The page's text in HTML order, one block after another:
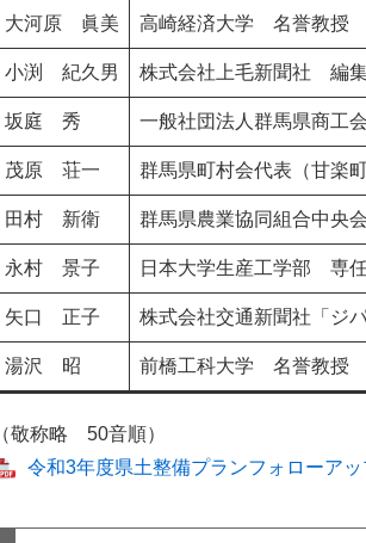
大河原 眞美 高崎経済大学 名誉教授
小渕 紀久男 株式会社上毛新聞社 編
坂庭 秀 一般社団法人群馬県商工
茂原 荘一 群馬県町村会代表（甘楽町
田村 新衛 群馬県農業協同組合中央
永村 景子 日本大学生産工学部 専
矢口 正子 株式会社交通新聞社「ジ
湯沢 昭 前橋工科大学 名誉教授
（敬称略 50音順）
令和3年度県土整備プランフォローア